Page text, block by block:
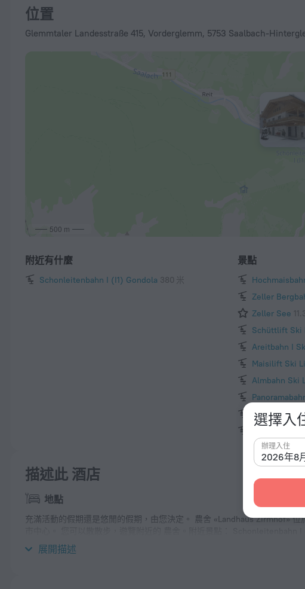
選擇入
辦理入住
位置
Glemmtaler Landesstraße 415, Vorderglemm, 5753 Saalbach-
500 m
附近有什麼
Schonleitenbahn I (I1) Gondola 380 米
景點
Zeller
Zeller See
Schüttlift Ski
Areitbahn I
Maisilift Ski
Almbahn Ski
Lechnerberg
描述此 酒店
地點
充滿活動的假期還是悠閒的假期，由您決定。 農舍 «Landhaus Zirmhof»
Zeller Bergbahn Ski Lift。
展開描述